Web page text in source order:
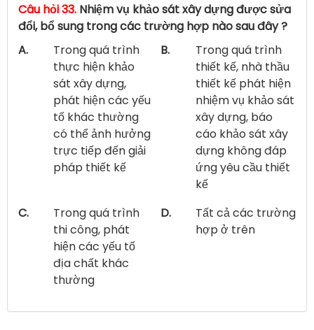
Câu hỏi 33. Nhiệm vụ khảo sát xây dựng được sửa
đổi, bổ sung trong các trường hợp nào sau đây ?
A.
Trong quá trình
thực hiện khảo
sát xây dựng,
phát hiện các yếu
tố khác thường
có thể ảnh hưởng
trực tiếp đến giải
pháp thiết kế
B.
Trong quá trình
thiết kế, nhà thầu
thiết kế phát hiện
nhiệm vụ khảo sát
xây dựng, báo
cáo khảo sát xây
dựng không đáp
ứng yêu cầu thiết
kế
C.
Trong quá trình
thi công, phát
hiện các yếu tố
địa chất khác
thường
D.
Tất cả các trường
hợp ở trên